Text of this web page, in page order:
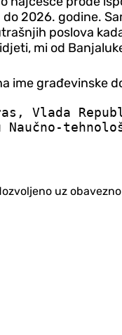
2026. godine.
poslova
mi od
ime
Vlada
Naučno-
uz